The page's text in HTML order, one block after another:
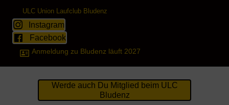
ULC Union Laufclub Bludenz
Instagram
Facebook
Anmeldung zu Bludenz läuft 2027
Werde auch Du Mitglied beim ULC
Bludenz